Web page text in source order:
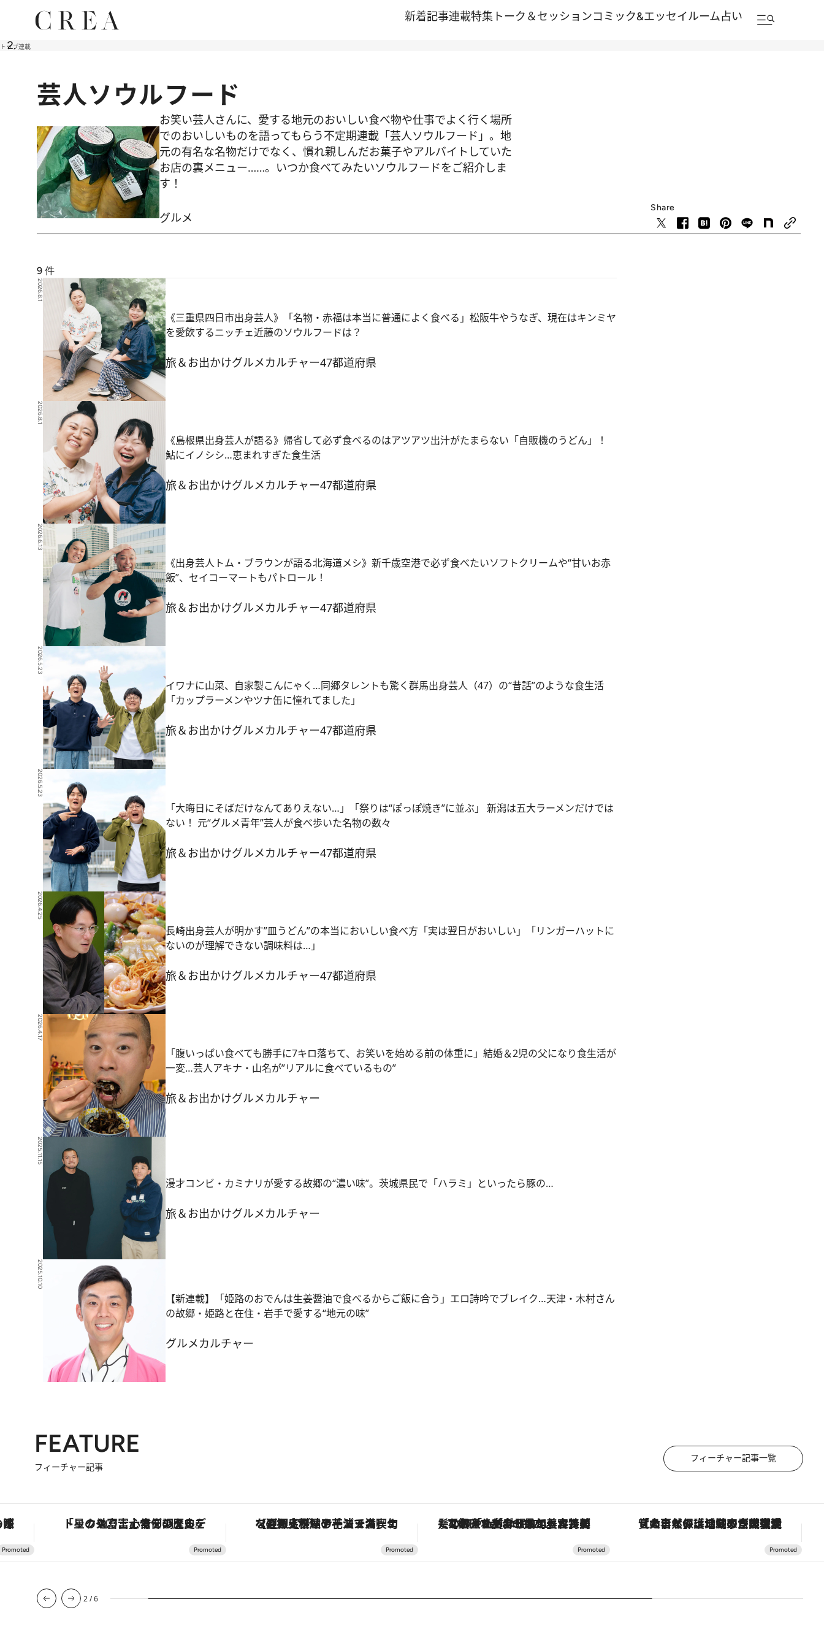
新着記事連載特集 トーク＆セッションコミック&エッセイルーム占い
トップ連載
芸人ソウルフード
お笑い芸人さんに、愛する地元のおいしい食べ物や仕事でよく行く場所
でのおいしいものを語ってもらう不定期連載「芸人ソウルフード」。地
元の有名な名物だけでなく、慣れ親しんだお菓子やアルバイトしていた
お店の裏メニュー……。いつか食べてみたいソウルフードをご紹介しま
す！
グルメ
Share
9 件
2026.8.1
《三重県四日市出身芸人》「名物・赤福は本当に普通によく食べる」松阪牛やうなぎ、現在はキンミヤ
を愛飲するニッチェ近藤のソウルフードは？
旅＆お出かけグルメカルチャー47都道府県
2026.8.1
《島根県出身芸人が語る》帰省して必ず食べるのはアツアツ出汁がたまらない「自販機のうどん」！
鮎にイノシシ…恵まれすぎた食生活
旅＆お出かけグルメカルチャー47都道府県
2026.6.13
《出身芸人トム・ブラウンが語る北海道メシ》新千歳空港で必ず食べたいソフトクリームや“甘いお赤
飯”、セイコーマートもパトロール！
旅＆お出かけグルメカルチャー47都道府県
2026.5.23
イワナに山菜、自家製こんにゃく…同郷タレントも驚く群馬出身芸人（47）の“昔話”のような食生活
「カップラーメンやツナ缶に憧れてました」
旅＆お出かけグルメカルチャー47都道府県
2026.5.23
「大晦日にそばだけなんてありえない…」「祭りは“ぽっぽ焼き”に並ぶ」 新潟は五大ラーメンだけでは
ない！ 元“グルメ青年”芸人が食べ歩いた名物の数々
旅＆お出かけグルメカルチャー47都道府県
2026.4.25
長崎出身芸人が明かす”皿うどん”の本当においしい食べ方「実は翌日がおいしい」「リンガーハットに
ないのが理解できない調味料は…」
旅＆お出かけグルメカルチャー47都道府県
2026.4.17
「腹いっぱい食べても勝手に7キロ落ちて、お笑いを始める前の体重に」結婚＆2児の父になり食生活が
一変…芸人アキナ・山名が”リアルに食べているもの”
旅＆お出かけグルメカルチャー
2025.11.15
漫才コンビ・カミナリが愛する故郷の“濃い味”。茨城県民で「ハラミ」といったら豚の…
旅＆お出かけグルメカルチャー
2025.10.10
【新連載】「姫路のおでんは生姜醤油で食べるからご飯に合う」エロ詩吟でブレイク…天津・木村さん
の故郷・姫路と在住・岩手で愛する“地元の味”
グルメカルチャー
FEATURE
フィーチャー記事
フィーチャー記事一覧
呼ぶ郷土の味 「星のや富士」でデジタルデトックス。冨士信仰の歴史を辿り、心身を調える。 【夏限定ディナーコース】旬を迎える稚鮎や花ズッキーニなどをイタリア・トスカーナの郷土料理の手法で満喫！ 【銀座で出合う最旬美容】美髪ケアや上質な眠り…セルフケアのアップデートから、特別な名入れギフトまで。大人のための「ReFa GINZA」クルーズ 「大事なのは地域の意識を変えること」。ロレックス賞受賞の自然保護活動家が実現させたナイジェリアの自然環境の復活
2/6